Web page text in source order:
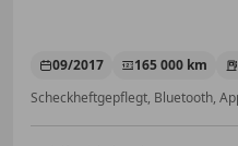
09/2017 165 000 km